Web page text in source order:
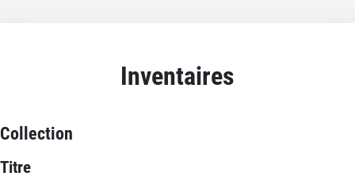
Inventaires
Collection
Titre